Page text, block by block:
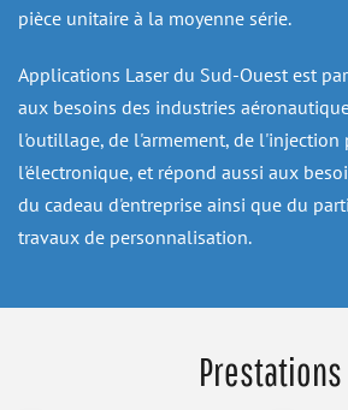
pièce unitaire à la moyenne série.
Applications Laser du Sud-Ouest est
aux besoins des industries
l'outillage, de l'armement, de l'injection
l'électronique, et répond aussi aux
du cadeau d'entreprise ainsi que du
travaux de personnalisation.
Prestations